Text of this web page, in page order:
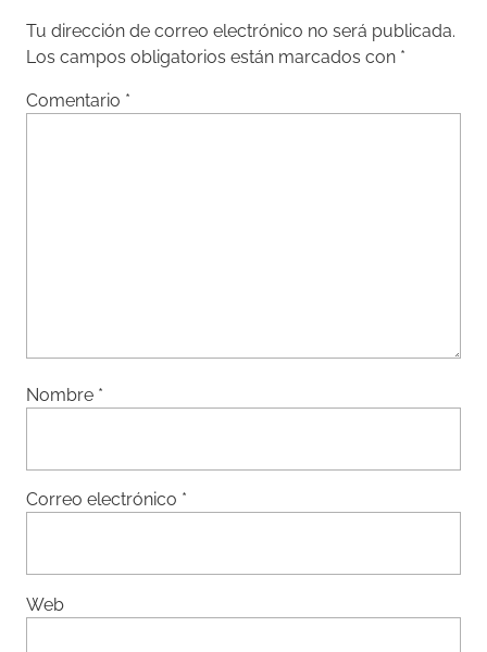
Tu dirección de correo electrónico no será publicada.
Los campos obligatorios están marcados con *
Comentario *
Nombre *
Correo electrónico *
Web